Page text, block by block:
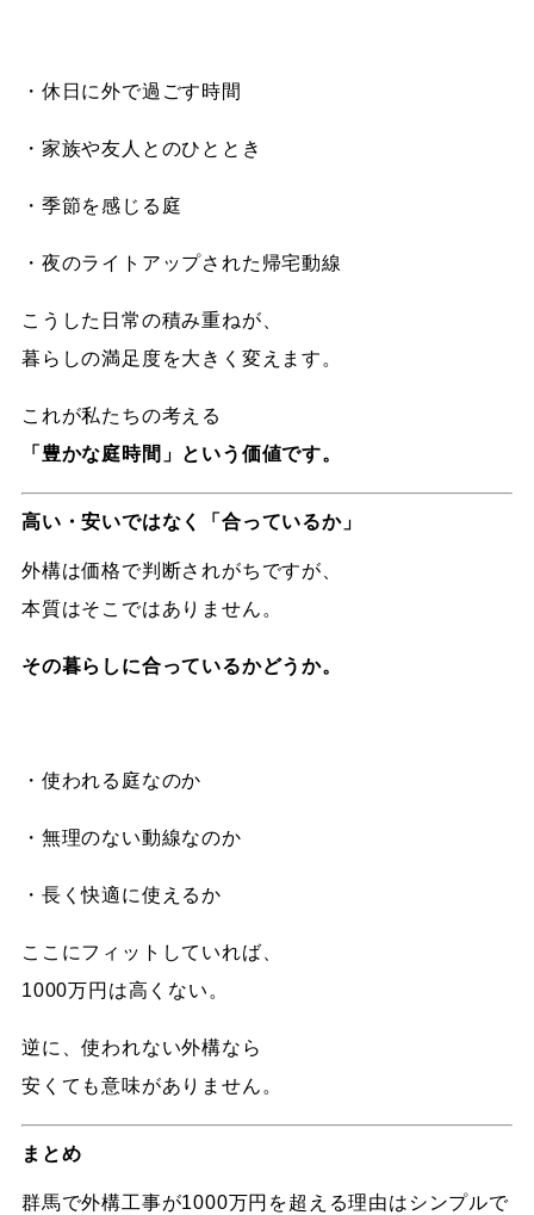
・休日に外で過ごす時間
・家族や友人とのひととき
・季節を感じる庭
・夜のライトアップされた帰宅動線
こうした日常の積み重ねが、
暮らしの満足度を大きく変えます。
これが私たちの考える
「豊かな庭時間」という価値です。
高い・安いではなく「合っているか」
外構は価格で判断されがちですが、
本質はそこではありません。
その暮らしに合っているかどうか。
・使われる庭なのか
・無理のない動線なのか
・長く快適に使えるか
ここにフィットしていれば、
1000万円は高くない。
逆に、使われない外構なら
安くても意味がありません。
まとめ
群馬で外構工事が1000万円を超える理由はシンプルで